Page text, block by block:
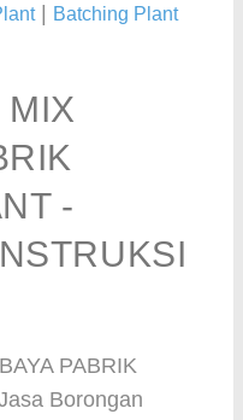
|
Batching Plant
MIX
-
PABRIK
Borongan